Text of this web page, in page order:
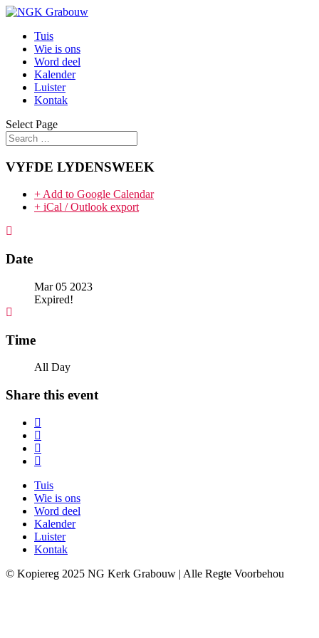
Tuis
Wie is ons
Word deel
Kalender
Luister
Kontak
Select Page
VYFDE LYDENSWEEK
+ Add to Google Calendar
+ iCal / Outlook export
Date
Mar 05 2023
Expired!
Time
All Day
Share this event
Tuis
Wie is ons
Word deel
Kalender
Luister
Kontak
© Kopiereg 2025 NG Kerk Grabouw | Alle Regte Voorbehou